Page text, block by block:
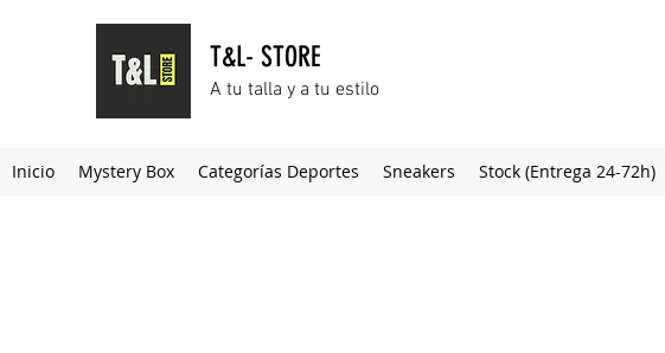
T&L- STORE
A tu talla y a tu estilo
Inicio Mystery Box Categorías Deportes Sneakers Stock (Entrega 24-72h)